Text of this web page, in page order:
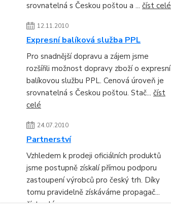
srovnatelná s Českou poštou a ... číst celé
12.11.2010
Expresní balíková služba PPL
Pro snadnější dopravu a zájem jsme
rozšířili možnost dopravy zboží o expresní
balíkovou službu PPL. Cenová úroveň je
srovnatelná s Českou poštou. Stač... číst
celé
24.07.2010
Partnerství
Vzhledem k prodeji oficiálních produktů
jsme postupně získalí přímou podporu
zastoupení výrobců pro český trh. Díky
tomu pravidelně získáváme propagač...
číst celé